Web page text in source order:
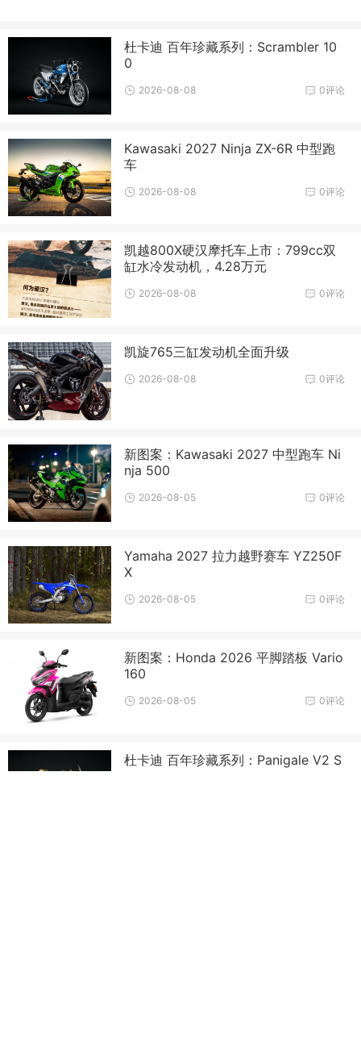
杜卡迪 百年珍藏系列：Scrambler 10
0
0评论
2026-08-08
Kawasaki 2027 Ninja ZX-6R 中型跑
车
0评论
2026-08-08
凯越800X硬汉摩托车上市：799cc双
缸水冷发动机，4.28万元
0评论
2026-08-08
凯旋765三缸发动机全面升级
0评论
2026-08-08
新图案：Kawasaki 2027 中型跑车 Ni
nja 500
0评论
2026-08-05
Yamaha 2027 拉力越野赛车 YZ250F
X
0评论
2026-08-05
新图案：Honda 2026 平脚踏板 Vario
160
0评论
2026-08-05
杜卡迪 百年珍藏系列：Panigale V2 S